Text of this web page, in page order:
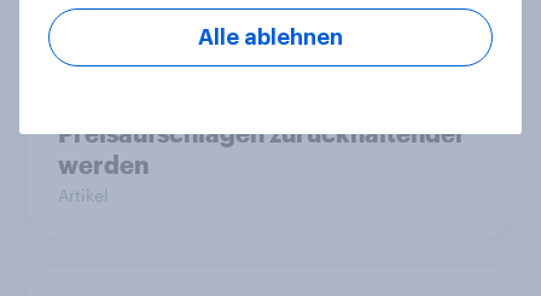
Neue Zölle für Temu & Co.: Jeder
Preisaufschlägen zurückhaltender
werden
Artikel
Alle ablehnen